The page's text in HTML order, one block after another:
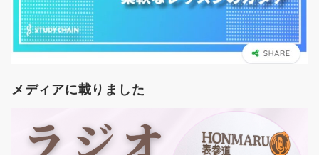
メディアに載りました